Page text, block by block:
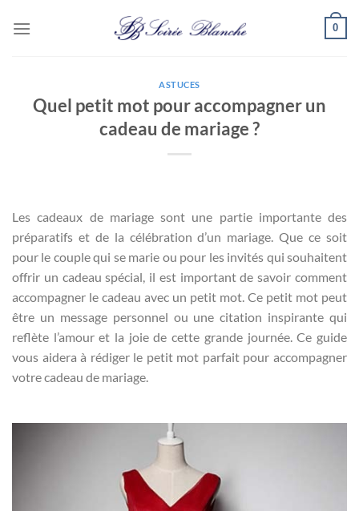
0
ASTUCES
Quel petit mot pour accompagner un
cadeau de mariage ?
Les cadeaux de mariage sont une partie importante des
préparatifs et de la célébration d’un mariage. Que ce soit
pour le couple qui se marie ou pour les invités qui souhaitent
offrir un cadeau spécial, il est important de savoir comment
accompagner le cadeau avec un petit mot. Ce petit mot peut
être un message personnel ou une citation inspirante qui
reflète l’amour et la joie de cette grande journée. Ce guide
vous aidera à rédiger le petit mot parfait pour accompagner
votre cadeau de mariage.